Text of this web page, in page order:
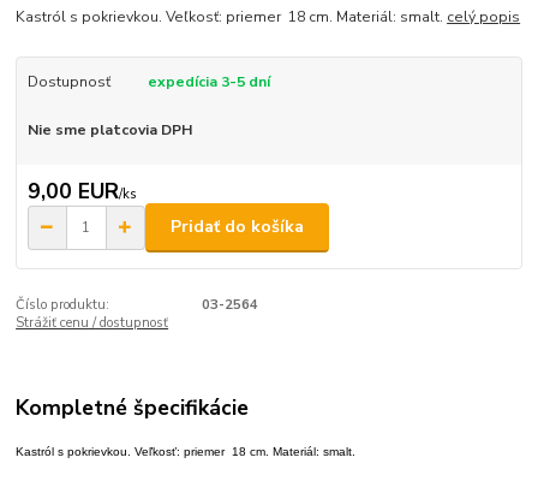
Kastról s pokrievkou. Veľkosť: priemer 18 cm. Materiál: smalt. celý popis
Dostupnosť expedícia 3-5 dní
Nie sme platcovia DPH
9,00 EUR/ks
Pridať do košíka
Číslo produktu:
03-2564
Strážiť cenu / dostupnosť
Kompletné špecifikácie
Kastról s pokrievkou. Veľkosť: priemer 18 cm. Materiál: smalt.